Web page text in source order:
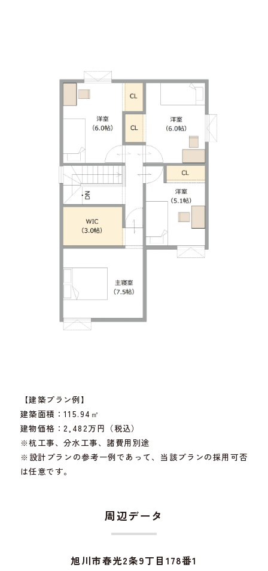
【建築プラン例】
建築面積：115.94㎡
建物価格：2,482万円（税込）
※杭工事、分水工事、諸費用別途
※設計プランの参考一例であって、当該プランの採用可否
は任意です。
周辺データ
旭川市春光2条9丁目178番1